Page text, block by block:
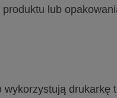
lub
drukarkę